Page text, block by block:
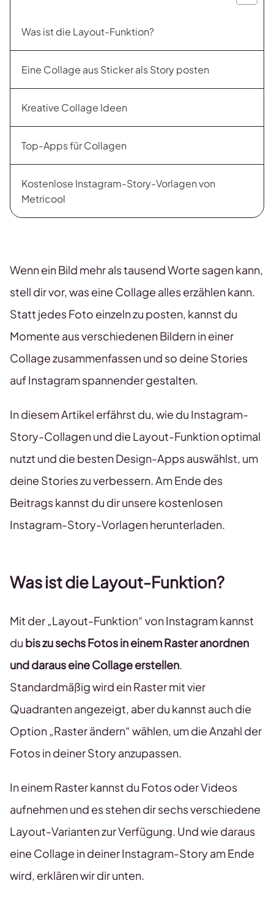
Was ist die Layout-Funktion?
Eine Collage aus Sticker als Story posten
Kreative Collage Ideen
Top-Apps für Collagen
Kostenlose Instagram-Story-Vorlagen von
Metricool
Wenn ein Bild mehr als tausend Worte sagen kann,
stell dir vor, was eine Collage alles erzählen kann.
Statt jedes Foto einzeln zu posten, kannst du
Momente aus verschiedenen Bildern in einer
Collage zusammenfassen und so deine Stories
auf Instagram spannender gestalten.
In diesem Artikel erfährst du, wie du Instagram-
Story-Collagen und die Layout-Funktion optimal
nutzt und die besten Design-Apps auswählst, um
deine Stories zu verbessern. Am Ende des
Beitrags kannst du dir unsere kostenlosen
Instagram-Story-Vorlagen herunterladen.
Was ist die Layout-Funktion?
Mit der „Layout-Funktion“ von Instagramkannst
du bis zu sechs Fotos in einem Raster anordnen
und daraus eine Collage erstellen.
Standardmäßig wird ein Raster mit vier
Quadranten angezeigt, aber du kannst auch die
Option „Raster ändern“ wählen, um die Anzahl der
Fotos in deiner Story anzupassen.
In einem Raster kannst du Fotos oder Videos
aufnehmen und es stehen dir sechs verschiedene
Layout-Varianten zur Verfügung. Und wie daraus
eine Collage in deiner Instagram-Story am Ende
wird, erklären wir dir unten.